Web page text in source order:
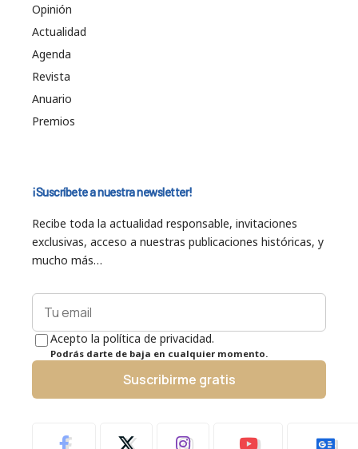
Opinión
Actualidad
Agenda
Revista
Anuario
Premios
¡Suscríbete a nuestra newsletter!
Recibe toda la actualidad responsable, invitaciones
exclusivas, acceso a nuestras publicaciones históricas, y
mucho más…
Acepto la política de privacidad.
Podrás darte de baja en cualquier momento.
Suscribirme gratis